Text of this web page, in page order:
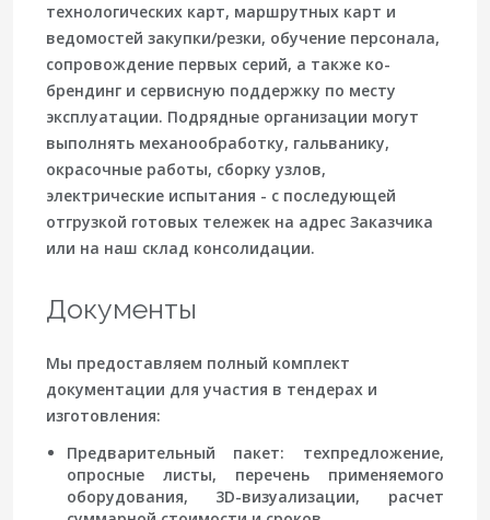
технологических карт, маршрутных карт и
ведомостей закупки/резки, обучение персонала,
сопровождение первых серий, а также ко-
брендинг и сервисную поддержку по месту
эксплуатации. Подрядные организации могут
выполнять механообработку, гальванику,
окрасочные работы, сборку узлов,
электрические испытания - с последующей
отгрузкой готовых тележек на адрес Заказчика
или на наш склад консолидации.
Документы
Мы предоставляем полный комплект
документации для участия в тендерах и
изготовления:
Предварительный пакет: техпредложение,
опросные листы, перечень применяемого
оборудования, 3D-визуализации, расчет